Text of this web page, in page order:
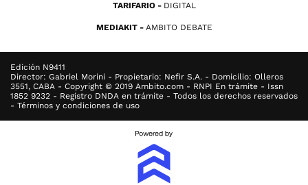
TARIFARIO DIGITAL
MEDIAKIT AMBITO DEBATE
Edición N9411
Director: Gabriel Morini - Propietario: Nefir S.A. - Domicilio: Olleros
3551, CABA - Copyright © 2019 Ambito.com - RNPI En trámite - Issn
1852 9232 - Registro DNDA en trámite - Todos los derechos reservados
- Términos y condiciones de uso